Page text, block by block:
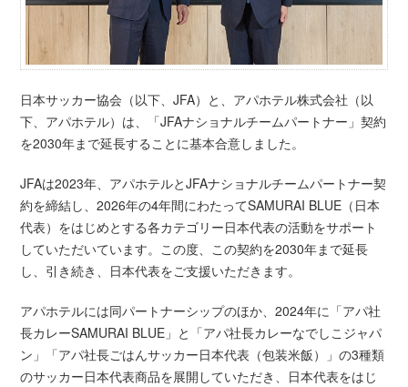
日本サッカー協会（以下、JFA）と、アパホテル株式会社（以
下、アパホテル）は、「JFAナショナルチームパートナー」契約
を2030年まで延長することに基本合意しました。
JFAは2023年、アパホテルとJFAナショナルチームパートナー契
約を締結し、2026年の4年間にわたってSAMURAI BLUE（日本
代表）をはじめとする各カテゴリー日本代表の活動をサポート
していただいています。この度、この契約を2030年まで延長
し、引き続き、日本代表をご支援いただきます。
アパホテルには同パートナーシップのほか、2024年に「アパ社
長カレーSAMURAI BLUE」と「アパ社長カレーなでしこジャパ
ン」「アパ社長ごはんサッカー日本代表（包装米飯）」の3種類
のサッカー日本代表商品を展開していただき、日本代表をはじ